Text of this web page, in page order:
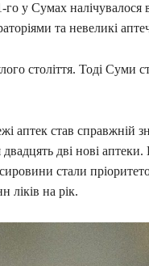
у Сумах налічувалося
та невеликі
століття. Тоді Суми
аптек став справжній
дві нові аптеки.
стали
ліків на рік.